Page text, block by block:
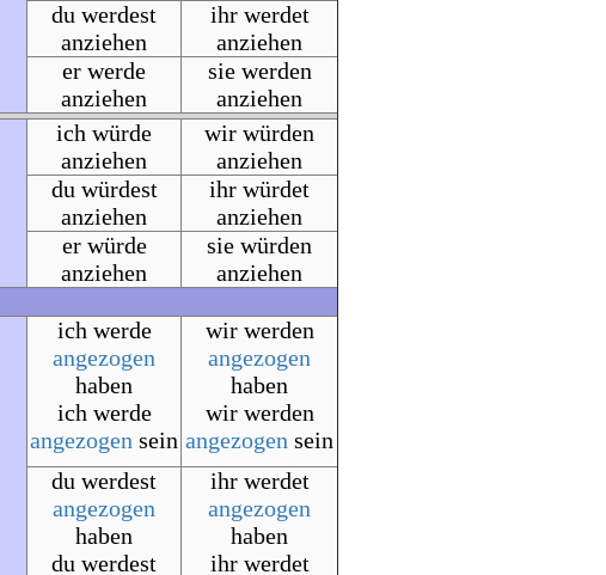
du werdest
anziehen
ihr werdet
anziehen
er werde
anziehen
sie werden
anziehen
ich würde
anziehen
wir würden
anziehen
du würdest
anziehen
ihr würdet
anziehen
er würde
anziehen
sie würden
anziehen
ich werde
angezogen
haben
ich werde
angezogen sein
wir werden
angezogen
haben
wir werden
angezogen sein
du werdest
angezogen
haben
du werdest
ihr werdet
angezogen
haben
ihr werdet